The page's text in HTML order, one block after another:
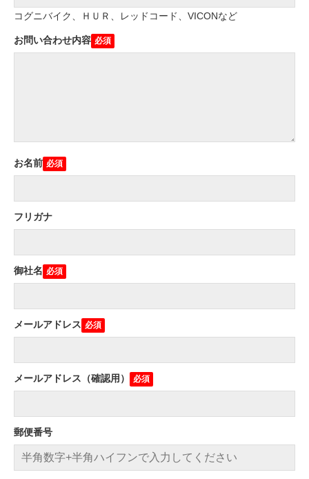
コグニバイク、ＨＵＲ、レッドコード、VICONなど
お問い合わせ内容
お名前
フリガナ
御社名
メールアドレス
メールアドレス（確認用）
郵便番号